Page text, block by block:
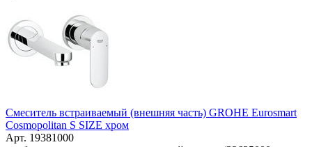
Смеситель встраиваемый (внешняя часть) GROHE Eurosmart
Cosmopolitan S SIZE хром
Арт. 19381000